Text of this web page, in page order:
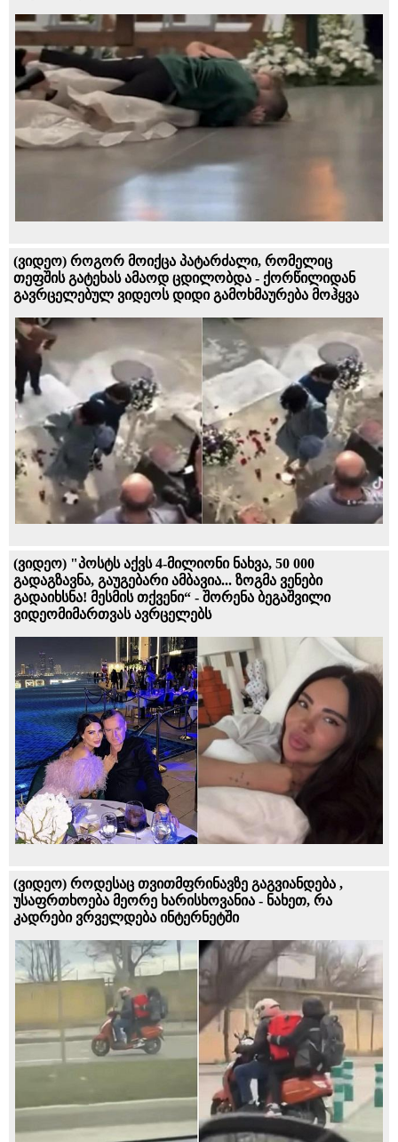
(ვიდეო) როგორ მოიქცა პატარძალი, რომელიც
თეფშის გატეხას ამაოდ ცდილობდა - ქორწილიდან
გავრცელებულ ვიდეოს დიდი გამოხმაურება მოჰყვა
(ვიდეო) "პოსტს აქვს 4-მილიონი ნახვა, 50 000
გადაგზავნა, გაუგებარი ამბავია... ზოგმა ვენები
გადაიხსნა! მესმის თქვენი“ - შორენა ბეგაშვილი
ვიდეომიმართვას ავრცელებს
(ვიდეო) როდესაც თვითმფრინავზე გაგვიანდება ,
უსაფრთხოება მეორე ხარისხოვანია - ნახეთ, რა
კადრები ვრველდება ინტერნეტში